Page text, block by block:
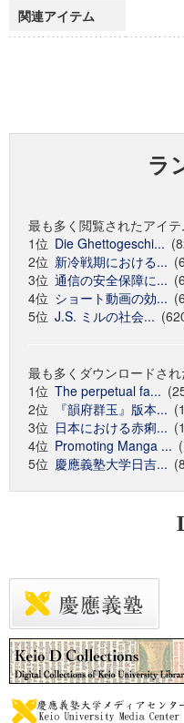
関連アイテム
ラ
最も多く閲覧されたアイテ
1位 Die Ghettogeschi...
2位 新冷戦期における...
3位 通信の安全保障に...
4位 ショート動画の効...
5位 J.S. ミルの社会...
最も多くダウンロードさ
1位 The perpetual fa...
2位
『韻府群玉』版本...
3位 日本における赤痢...
4位 Promoting Manga ...
5位 慶應義塾大学日吉...